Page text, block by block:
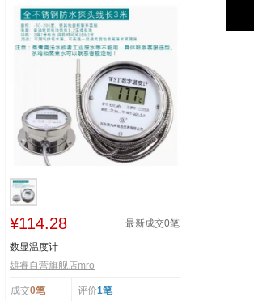
¥114.28 最新成交0笔
数显温度计
雄睿自营旗舰店mro
成交0笔 评价1笔